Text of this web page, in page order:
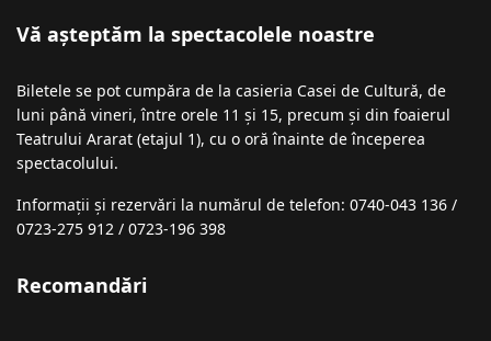
Vă așteptăm la spectacolele noastre
Biletele se pot cumpăra de la casieria Casei de Cultură, de
luni până vineri, între orele 11 și 15, precum și din foaierul
Teatrului Ararat (etajul 1), cu o oră înainte de începerea
spectacolului.
Informații şi rezervări la numărul de telefon: 0740-043 136 /
0723-275 912 / 0723-196 398
Recomandări